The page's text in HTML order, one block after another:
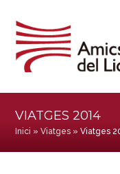
VIATGES 2014
Inici »Viatges »Viatges